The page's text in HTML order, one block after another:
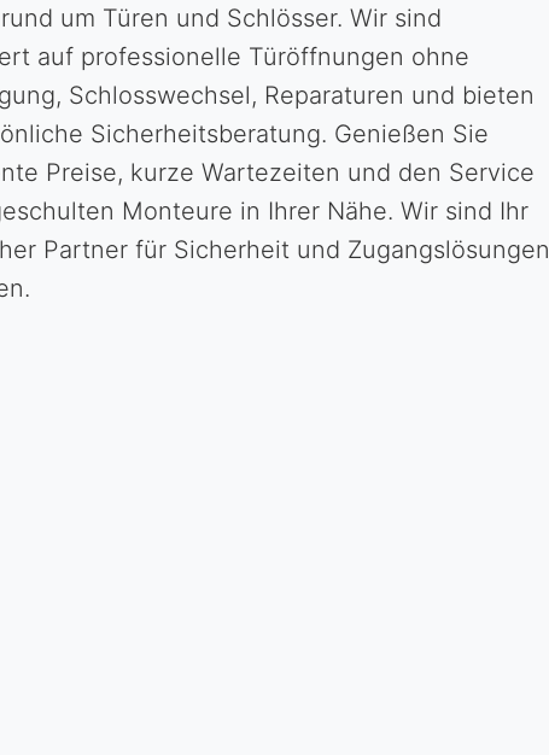
um Türen und Schlösser. Wir sind
auf professionelle Türöffnungen ohne
Schlosswechsel, Reparaturen und bieten
Sicherheitsberatung. Genießen Sie
Preise, kurze Wartezeiten und den Service
Monteure in Ihrer Nähe. Wir sind Ihr
Partner für Sicherheit und Zugangslösungen